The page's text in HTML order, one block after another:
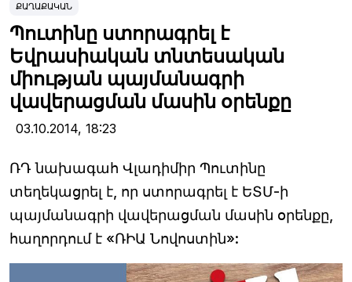
ՔԱՂԱՔԱԿԱՆ
Պուտինը ստորագրել է
Եվրասիական տնտեսական
միության պայմանագրի
վավերացման մասին օրենքը
03.10.2014, 18:23
ՌԴ նախագահ Վլադիմիր Պուտինը
տեղեկացրել է, որ ստորագրել է ԵՏՄ-ի
պայմանագրի վավերացման մասին օրենքը,
հաղորդում է «ՌԻԱ Նովոստին»: